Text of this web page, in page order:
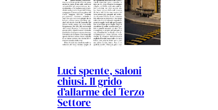
Luci spente, saloni
chiusi. Il grido
d’allarme del Terzo
Settore